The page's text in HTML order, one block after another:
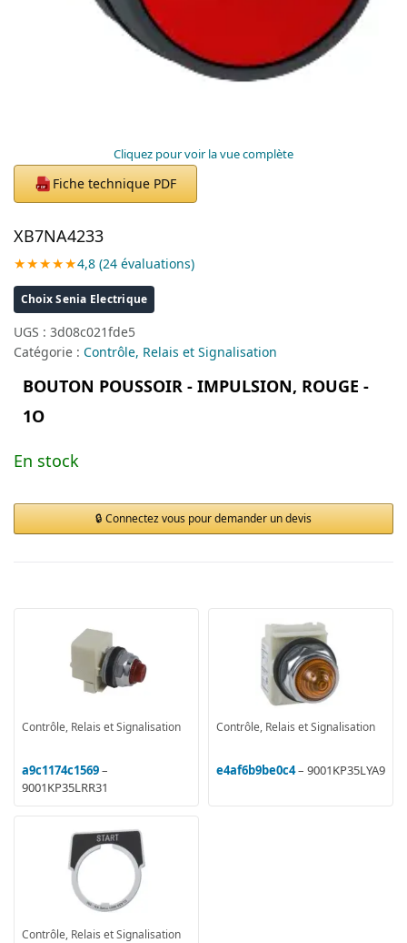
Cliquez pour voir la vue complète
PDF Fiche technique PDF
XB7NA4233
★★★★★4,8 (24 évaluations)
Choix Senia Electrique
UGS : 3d08c021fde5
Catégorie : Contrôle, Relais et Signalisation
BOUTON POUSSOIR - IMPULSION, ROUGE -
1O
En stock
Connectez vous pour demander un devis
Contrôle, Relais et Signalisation
a9c1174c1569–
9001KP35LRR31
Contrôle, Relais et Signalisation
e4af6b9be0c4– 9001KP35LYA9
Contrôle, Relais et Signalisation